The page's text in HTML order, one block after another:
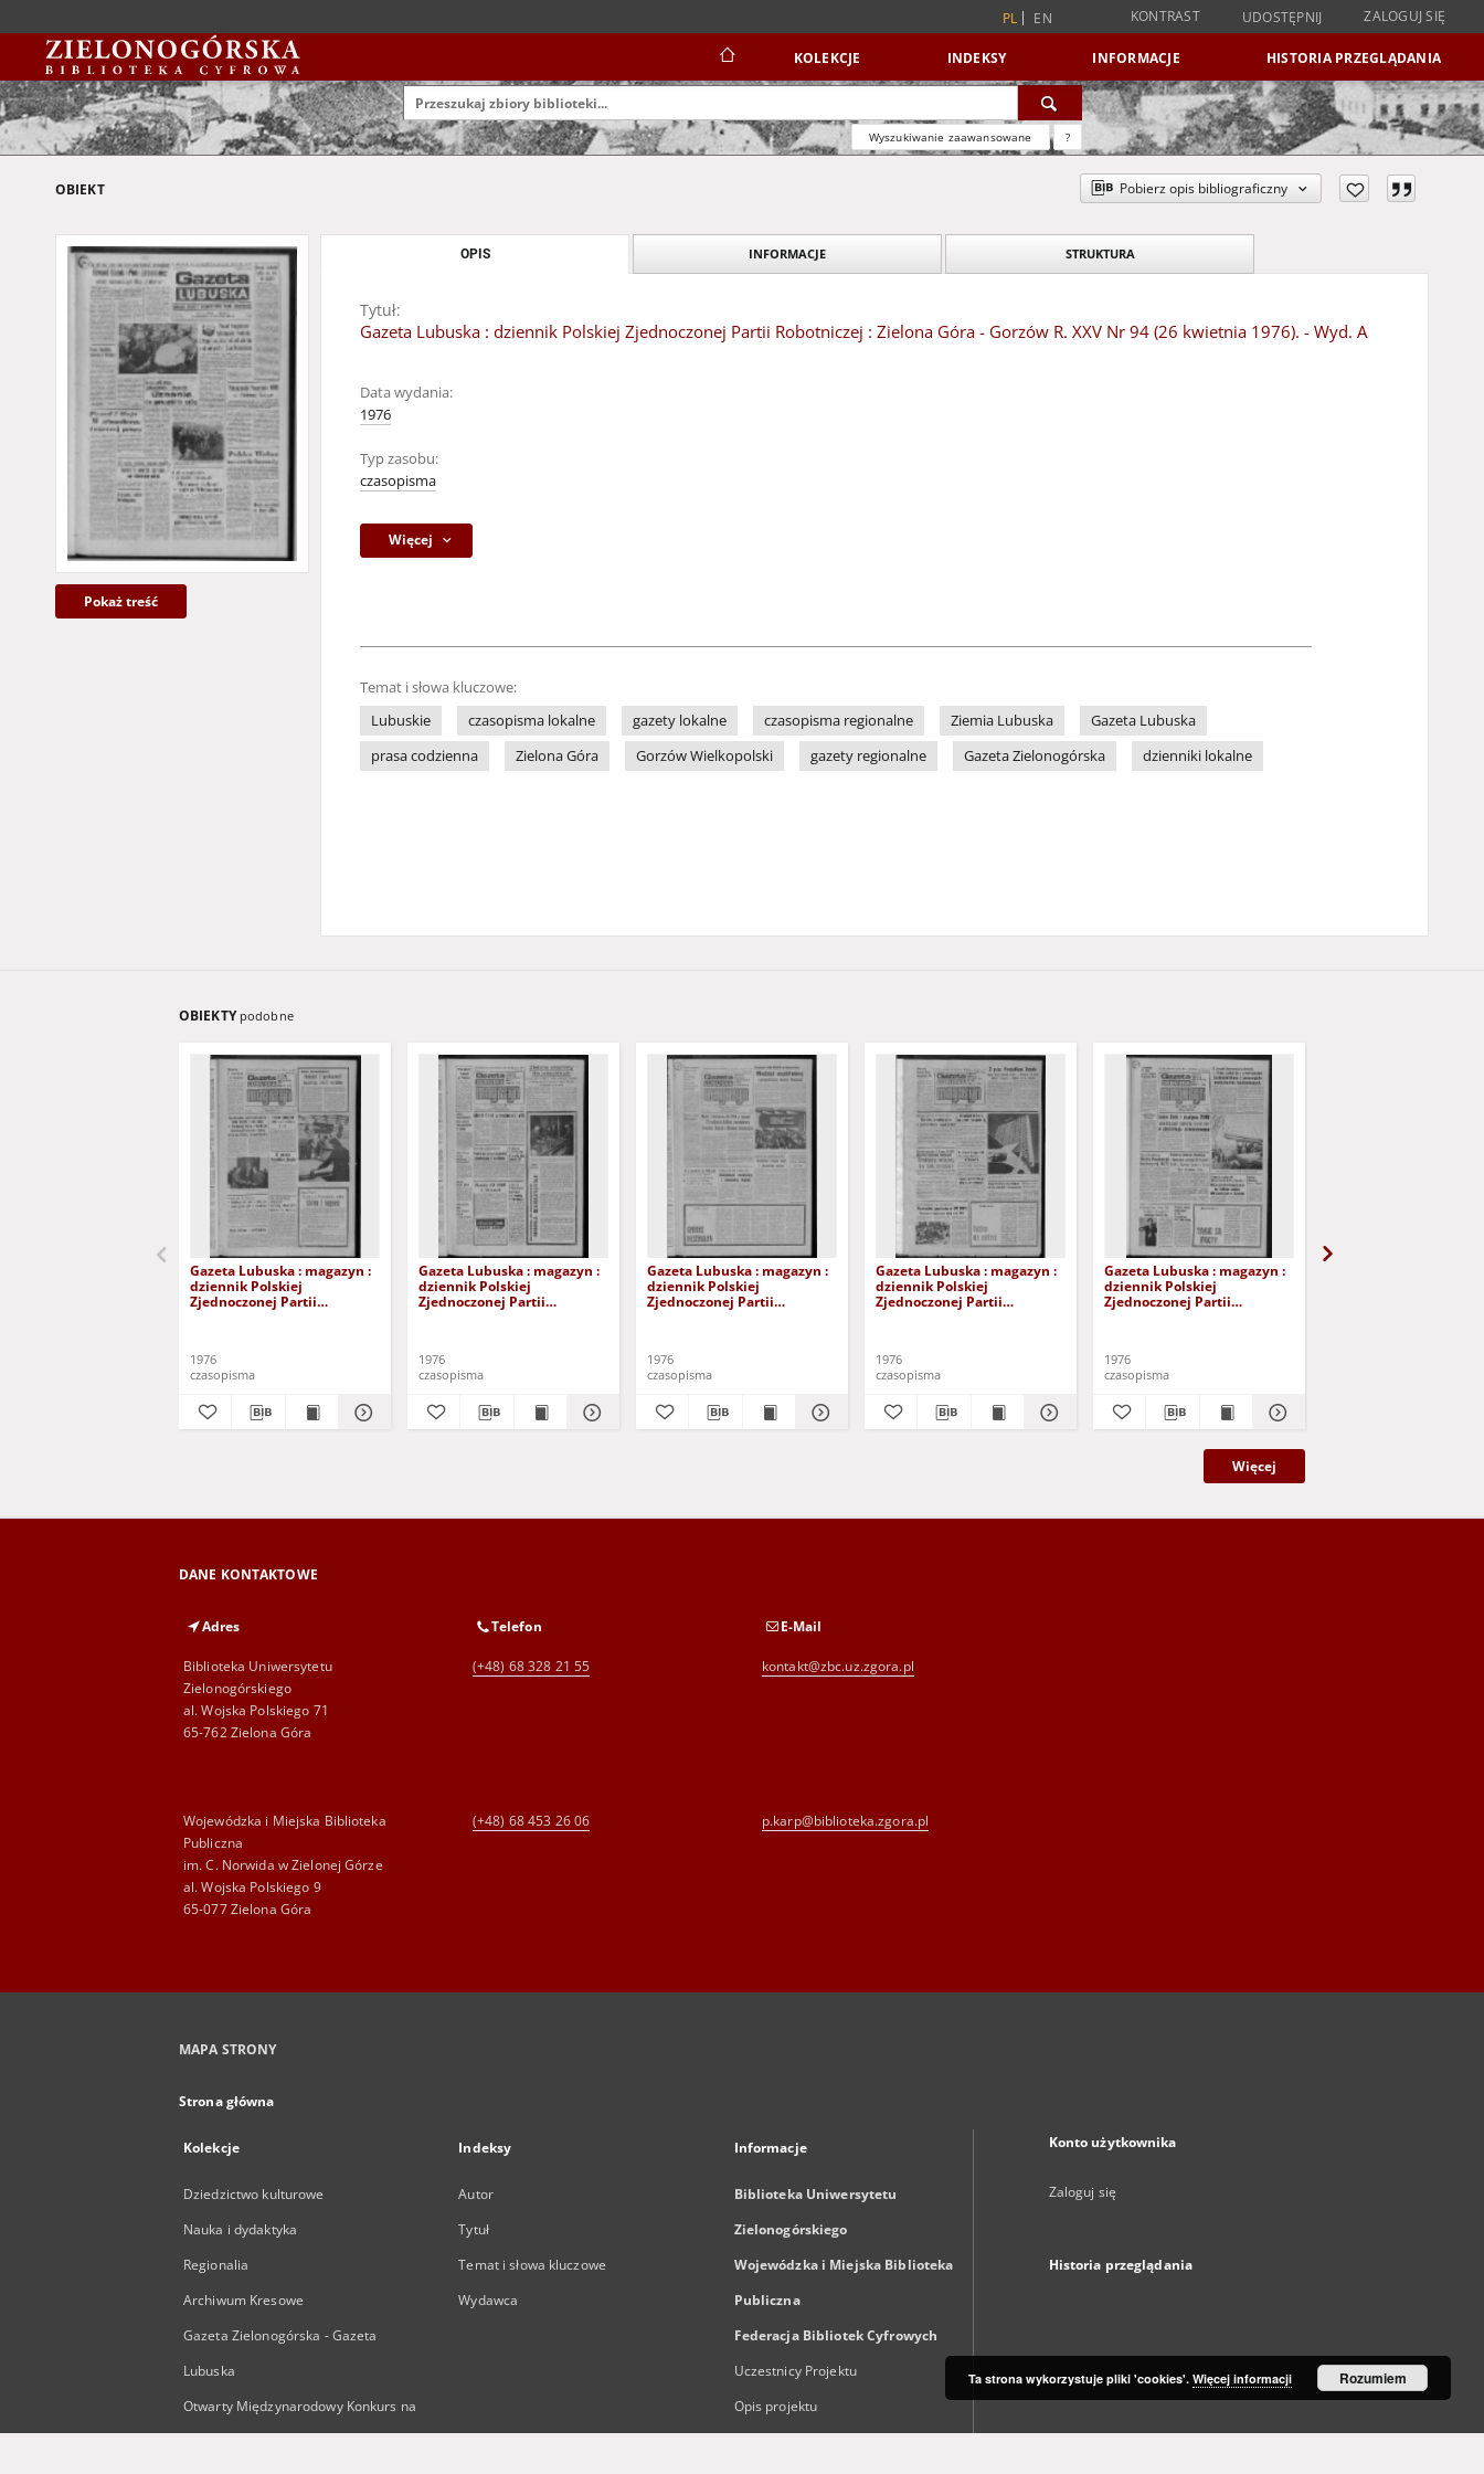
PL EN KONTRAST UDOSTĘPNIJ ZALOGUJ SIĘ
KOLEKCJE INDEKSY INFORMACJE HISTORIA PRZEGLĄDANIA
Wyszukiwanie zaawansowane ?
OBIEKT Pobierz opis bibliograficzny
Pokaż treść
OPIS INFORMACJE STRUKTURA
Tytuł:
Gazeta Lubuska : dziennik Polskiej Zjednoczonej Partii Robotniczej : Zielona Góra - Gorzów R. XXV Nr 94 (26 kwietnia 1976). - Wyd. A
Data wydania:
1976
Typ zasobu:
czasopisma
Więcej
Temat i słowa kluczowe:
Lubuskie
czasopisma lokalne gazety lokalne czasopisma regionalne Ziemia Lubuska
Gazeta Lubuska
prasa codzienna
Zielona Góra Gorzów Wielkopolski gazety regionalne Gazeta Zielonogórska dzienniki lokalne
OBIEKTY podobne
Gazeta Lubuska : magazyn :
dziennik Polskiej
Zjednoczonej Partii
1976
czasopisma
Gazeta Lubuska : magazyn :
dziennik Polskiej
Zjednoczonej Partii
1976
czasopisma
Gazeta Lubuska : magazyn :
dziennik Polskiej
Zjednoczonej Partii
1976
czasopisma
Gazeta Lubuska : magazyn :
dziennik Polskiej
Zjednoczonej Partii
1976
czasopisma
Gazeta Lubuska : magazyn :
dziennik Polskiej
Zjednoczonej Partii
1976
czasopisma
Więcej
DANE KONTAKTOWE
Adres
Biblioteka Uniwersytetu
Zielonogórskiego
al. Wojska Polskiego 71
65-762 Zielona Góra
Telefon
(+48) 68 328 21 55
E-Mail
kontakt@zbc.uz.zgora.pl
Wojewódzka i Miejska Biblioteka
Publiczna
im. C. Norwida w Zielonej Górze
al. Wojska Polskiego 9
65-077 Zielona Góra
(+48) 68 453 26 06 p.karp@biblioteka.zgora.pl
MAPA STRONY
Strona główna
Kolekcje
Dziedzictwo kulturowe
Nauka i dydaktyka
Regionalia
Archiwum Kresowe
Gazeta Zielonogórska - Gazeta
Lubuska
Otwarty Międzynarodowy Konkurs na
Indeksy
Autor
Tytuł
Temat i słowa kluczowe
Wydawca
Informacje
Biblioteka Uniwersytetu
Zielonogórskiego
Wojewódzka i Miejska Biblioteka
Publiczna
Federacja Bibliotek Cyfrowych
Uczestnicy Projektu
Opis projektu
Konto użytkownika
Zaloguj się
Historia przeglądania
Ta strona wykorzystuje pliki 'cookies'. Więcej informacji Rozumiem